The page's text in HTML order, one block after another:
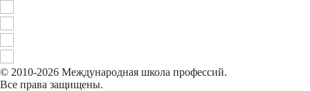
© 2010-2026 Международная школа профессий.
Все права защищены.